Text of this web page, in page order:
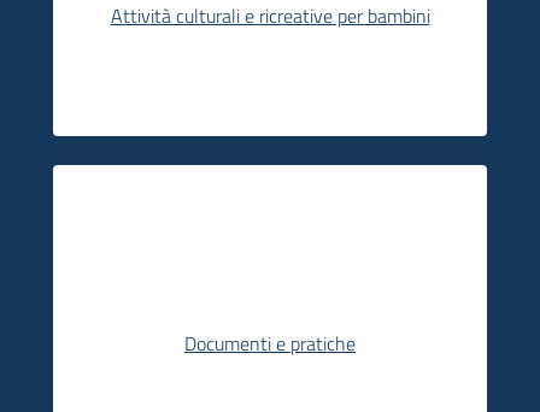
Attività culturali e ricreative per bambini
Documenti e pratiche